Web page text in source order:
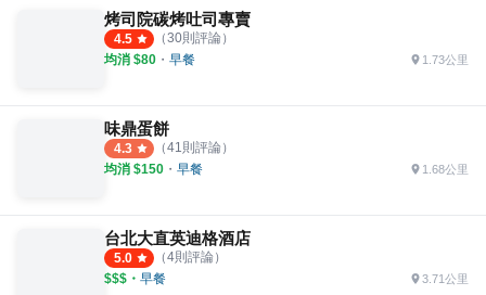
烤司院碳烤吐司專賣
4.5 （30則評論）
均消 $80 ・ 早餐 1.73公里
味鼎蛋餅
4.3 （41則評論）
均消 $150 ・ 早餐 1.68公里
台北大直英迪格酒店
5.0 （4則評論）
$$$ ・ 早餐 3.71公里